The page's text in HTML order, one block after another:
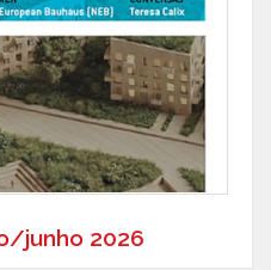
junho 2026